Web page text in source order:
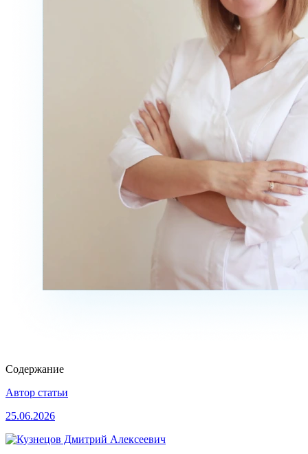
Содержание
Автор статьи
25.06.2026